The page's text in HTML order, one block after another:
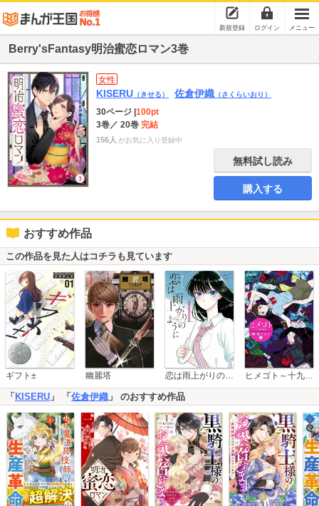
新規登録 ログイン メニュー
Berry'sFantasy明治蜜恋ロマン3巻
女性
KISERU （きせる） 佐倉伊織 （さくらいおり）
30ページ 100pt
3巻／ 20巻 完結
156人 がお気に入り登録中
無料試し読み
購入する
おすすめ作品
この作品を見た人はコチラも見ています
ギフト± 幽麗塔 恋は雨上がりのように ヒメゴト～十九歳の制服～
「 KISERU 」 「 佐倉伊織 」 のおすすめ作品